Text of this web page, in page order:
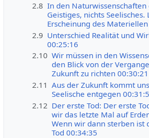
2.8 In den Naturwissenschaften
Geistiges, nichts Seelisches.
Erscheinung des
2.9 Unterschied Realität und
00:25:16
2.10 Wir müssen in den
den Blick von der
Zukunft zu richten 00:30:21
2.11 Aus der Zukunft kommt
Seelische entgegen
2.12 Der erste Tod: Der erste
wir das letzte Mal auf
Wenn wir dann sterben ist
Tod 00:34:35